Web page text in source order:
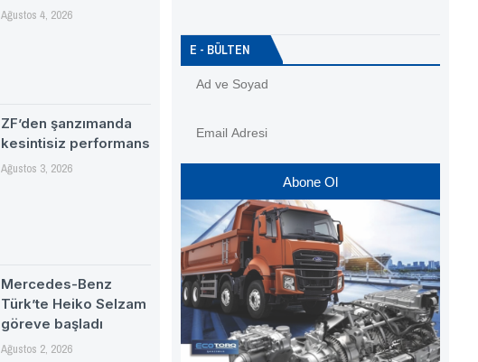
Ağustos 4, 2026
ZF’den şanzımanda
kesintisiz performans
Ağustos 3, 2026
Mercedes-Benz
Türk’te Heiko Selzam
göreve başladı
Ağustos 2, 2026
E - BÜLTEN
Abone Ol